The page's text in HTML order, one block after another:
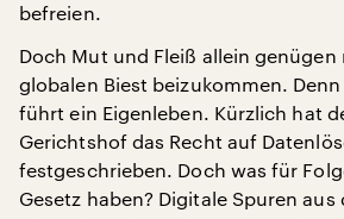
befreien.
Doch Mut und Fleiß allein
globalen Biest beizukommen.
führt ein Eigenleben. Kürzlich hat
Gerichtshof das Recht auf
festgeschrieben. Doch was für
Gesetz haben? Digitale Spuren